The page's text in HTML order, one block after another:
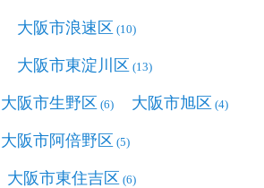
大阪市浪速区 (10)
大阪市東淀川区 (13)
大阪市生野区 (6) 大阪市旭区 (4)
大阪市阿倍野区 (5)
大阪市東住吉区 (6)